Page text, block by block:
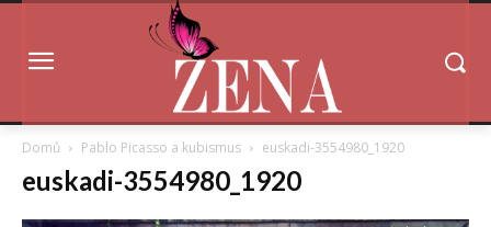
Domů Pablo Picasso a kubismus euskadi-3554980_1920
euskadi-3554980_1920